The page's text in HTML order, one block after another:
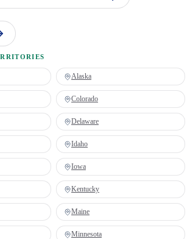
Alaska
Colorado
Delaware
Idaho
Iowa
Kentucky
Maine
Minnesota